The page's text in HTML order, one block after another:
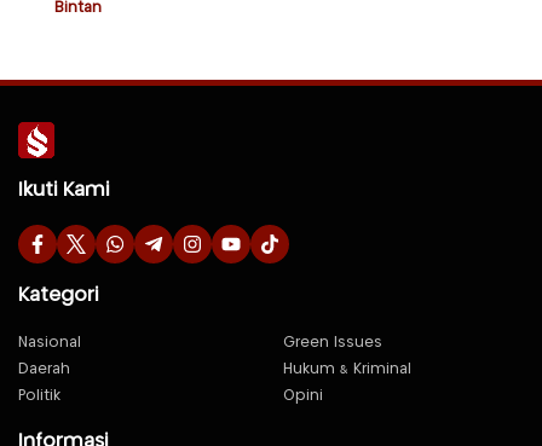
Bintan
Ikuti Kami
Kategori
Nasional
Green Issues
Daerah
Hukum & Kriminal
Politik
Opini
Informasi